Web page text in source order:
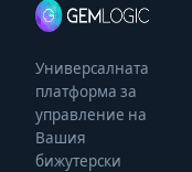
Универсалната
платформа за
управление на
Вашия
бижутерски